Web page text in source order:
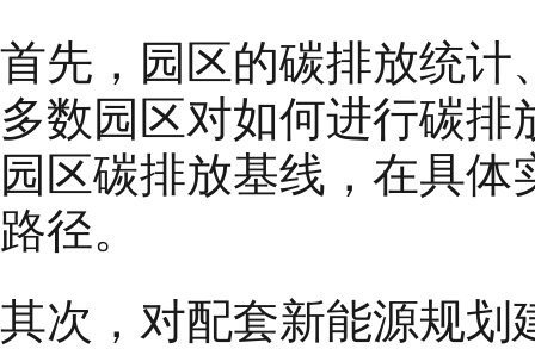
首先，园区的碳排放统计
多数园区对如何进行碳
园区碳排放基线，在具
路径。
其次，对配套新能源规划